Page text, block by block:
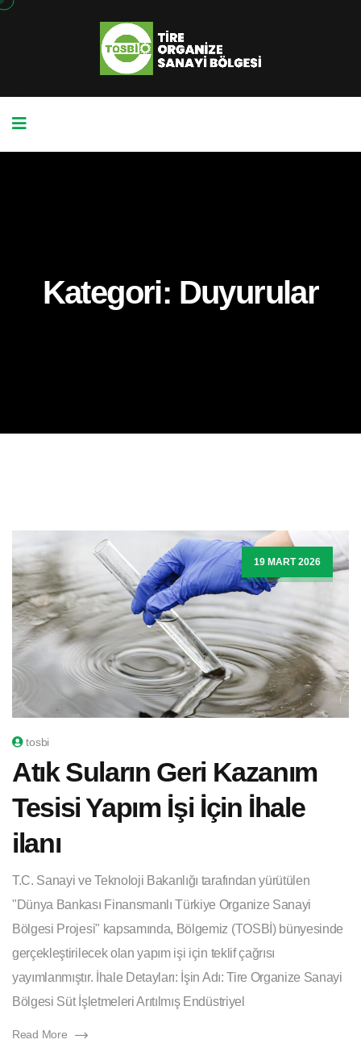
Kategori: Duyurular
19 MART 2026
tosbi
Atık Suların Geri Kazanım
Tesisi Yapım İşi İçin İhale
ilanı
T.C. Sanayi ve Teknoloji Bakanlığı tarafından yürütülen
"Dünya Bankası Finansmanlı Türkiye Organize Sanayi
Bölgesi Projesi" kapsamında, Bölgemiz (TOSBİ) bünyesinde
gerçekleştirilecek olan yapım işi için teklif çağrısı
yayımlanmıştır. İhale Detayları: İşin Adı: Tire Organize Sanayi
Bölgesi Süt İşletmeleri Arıtılmış Endüstriyel
Read More